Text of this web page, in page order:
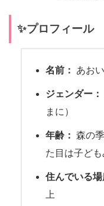
✨プロフィール
名前： あお
ジェンダー：
まに）
年齢： 森の
た目は子ど
住んでいる場
上